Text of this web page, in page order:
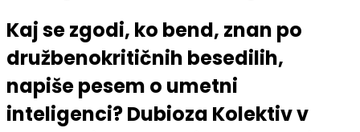
Kaj se zgodi, ko bend, znan po
družbenokritičnih besedilih,
napiše pesem o umetni
inteligenci? Dubioza Kolektiv v